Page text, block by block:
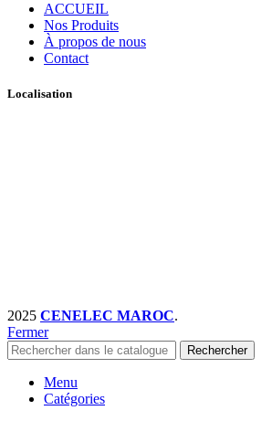
ACCUEIL
Nos Produits
À propos de nous
Contact
Localisation
2025 CENELEC MAROC.
Fermer
Rechercher
Menu
Catégories